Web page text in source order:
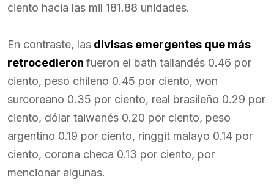
ciento hacia las mil 181.88 unidades.
En contraste, las divisas emergentes que más
retrocedieron fueron el bath tailandés 0.46 por
ciento, peso chileno 0.45 por ciento, won
surcoreano 0.35 por ciento, real brasileño 0.29 por
ciento, dólar taiwanés 0.20 por ciento, peso
argentino 0.19 por ciento, ringgit malayo 0.14 por
ciento, corona checa 0.13 por ciento, por
mencionar algunas.